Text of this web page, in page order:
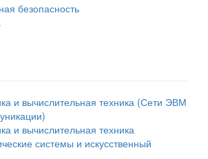
безопасность
и вычислительная техника (Сети ЭВМ
и вычислительная техника
системы и искусственный